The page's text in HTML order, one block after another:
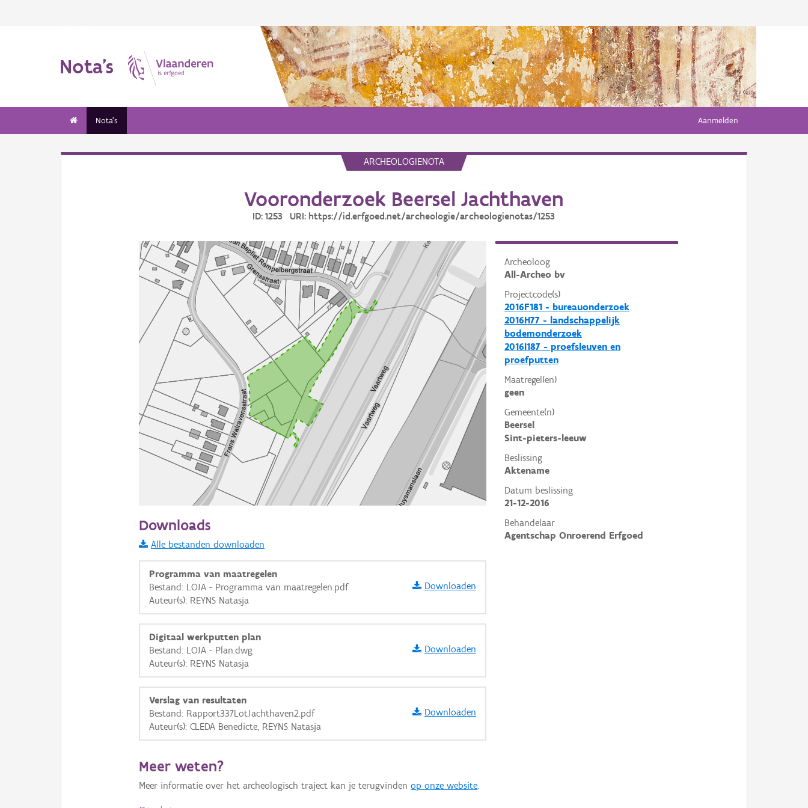
Nota's
Nota's Aanmelden
ARCHEOLOGIENOTA
Vooronderzoek Beersel Jachthaven
ID: 1253 URI: https://id.erfgoed.net/archeologie/archeologienotas/1253
Archeoloog
All-Archeo bv
Projectcode(s)
2016F181 - bureauonderzoek
2016H77 - landschappelijk
bodemonderzoek
2016I187 - proefsleuven en
proefputten
Maatregel(en)
geen
Gemeente(n)
Beersel
Sint-pieters-leeuw
Beslissing
Aktename
Datum beslissing
21-12-2016
Behandelaar
Agentschap Onroerend Erfgoed
Informatie Vlaanderen
i
+ −
OSM-Basiskaart
Ortho
Downloads
Alle bestanden downloaden
Programma van maatregelen
Bestand: LOJA - Programma van maatregelen.pdf
Auteur(s): REYNS Natasja
Downloaden
Digitaal werkputten plan
Bestand: LOJA - Plan.dwg
Auteur(s): REYNS Natasja
Downloaden
Verslag van resultaten
Bestand: Rapport337LotJachthaven2.pdf
Auteur(s): CLEDA Benedicte, REYNS Natasja
Downloaden
Meer weten?
Meer informatie over het archeologisch traject kan je terugvindenop onze website.